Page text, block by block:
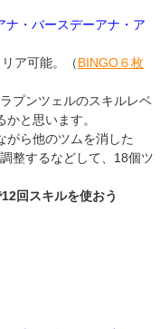
ナ・バースデーアナ・ア
ア可能。（BINGO６枚
プンツェルのスキルレベ
と思います。
がら他のツムを消した
整するなどして、18個ツ
回スキルを使おう